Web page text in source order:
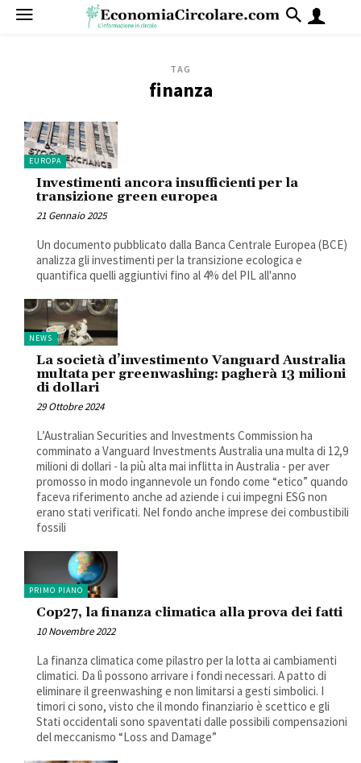
TAG
finanza
EUROPA
Investimenti ancora insufficienti per la
transizione green europea
21 Gennaio 2025
Un documento pubblicato dalla Banca Centrale Europea (BCE)
analizza gli investimenti per la transizione ecologica e
quantifica quelli aggiuntivi fino al 4% del PIL all'anno
NEWS
La società d’investimento Vanguard Australia
multata per greenwashing: pagherà 13 milioni
di dollari
29 Ottobre 2024
L’Australian Securities and Investments Commission ha
comminato a Vanguard Investments Australia una multa di 12,9
milioni di dollari - la più alta mai inflitta in Australia - per aver
promosso in modo ingannevole un fondo come “etico” quando
faceva riferimento anche ad aziende i cui impegni ESG non
erano stati verificati. Nel fondo anche imprese dei combustibili
fossili
PRIMO PIANO
Cop27, la finanza climatica alla prova dei fatti
10 Novembre 2022
La finanza climatica come pilastro per la lotta ai cambiamenti
climatici. Da lì possono arrivare i fondi necessari. A patto di
eliminare il greenwashing e non limitarsi a gesti simbolici. I
timori ci sono, visto che il mondo finanziario è scettico e gli
Stati occidentali sono spaventati dalle possibili compensazioni
del meccanismo “Loss and Damage”